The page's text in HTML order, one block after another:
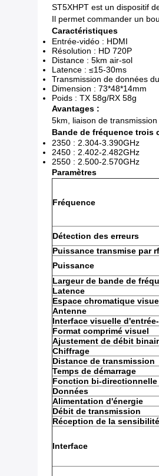
ST5XHPT est un dispositif
Il permet commander un
Caractéristiques
Entrée-vidéo : HDMI
Résolution : HD 720P
Distance : 5km air-sol
Latence : ≤15-30ms
Transmission de données
Dimension : 73*48*14mm
Poids : TX 58g/RX 58g
Avantages :
5km, liaison de
Bande de fréquence trois
2350 : 2.304-3.390GHz
2450 : 2.402-2.482GHz
2550 : 2.500-2.570GHz
Paramètres
Fréquence
Détection des erreurs
Puissance transmise par rf
Puissance
Largeur de bande de
Latence
Espace chromatique
Antenne
Interface visuelle
Format comprimé visuel
Ajustement de débit
Chiffrage
Distance de transmission
Temps de démarrage
Fonction bi-directionnelle
Données
Alimentation d'énergie
Débit de transmission
Réception de la sensibilité
Interface